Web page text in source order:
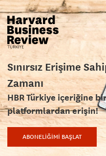
Sınırsız Erişime
Zamanı
HBR Türkiye içeriğine
platformlardan erişin!
ABONELİĞİMİ BAŞLAT